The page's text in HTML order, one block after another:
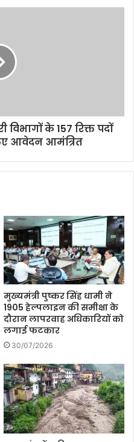
के 157 रिक्त पदों
आवेदन आमंत्रित
मुख्यमंत्री पुष्कर सिंह धामी ने
1905 हेल्पलाइन की समीक्षा के
दौरान लापरवाह अधिकारियों को
लगाई फटकार
30/07/2026